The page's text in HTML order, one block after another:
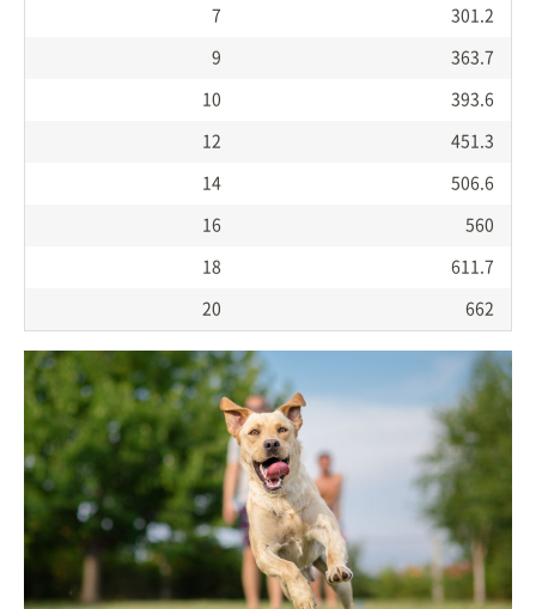
7 301.2
9 363.7
10 393.6
12 451.3
14 506.6
16 560
18 611.7
20 662